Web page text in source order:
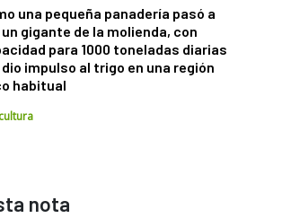
una pequeña panadería pasó a
gigante de la molienda, con
para 1000 toneladas diarias
dio impulso al trigo en una región
habitual
nota